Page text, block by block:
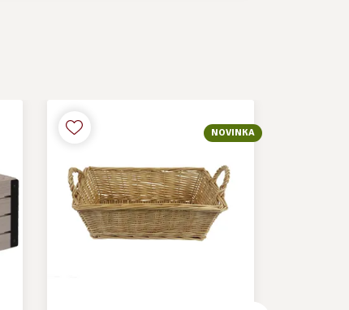
NOVINKA